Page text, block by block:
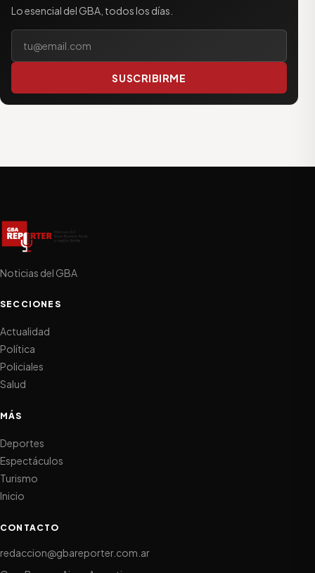
Lo esencial del GBA, todos los días.
SUSCRIBIRME
Noticias del GBA
SECCIONES
Actualidad
Política
Policiales
Salud
MÁS
Deportes
Espectáculos
Turismo
Inicio
CONTACTO
redaccion@gbareporter.com.ar